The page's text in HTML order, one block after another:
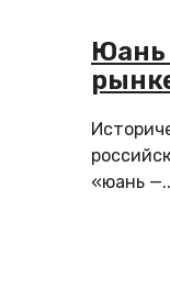
Юань
«юань